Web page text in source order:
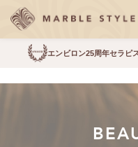
エンビロン25周年セラピ